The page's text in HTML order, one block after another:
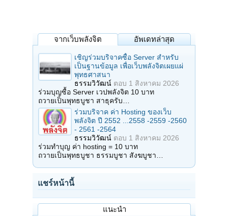
จากเว็บพลังจิต อัพเดทล่าสุด
เชิญร่วมบริจาคซื้อ Server สำหรับ
เป็นฐานข้อมูล เพื่อเว็บพลังจิตเผยแผ่
พุทธศาสนา
ธรรมวิวัฒน์ ตอบ 1 สิงหาคม 2026
ร่วมบุญซื้อ Server เวปพลังจิต 10 บาท
ถวายเป็นพุทธบูชา สาธุครับ…
ร่วมบริจาค ค่า Hosting ของเว็บ
พลังจิต ปี 2552 ...2558 -2559 -2560
- 2561 -2564
ธรรมวิวัฒน์ ตอบ 1 สิงหาคม 2026
ร่วมทำบุญ ค่า hosting = 10 บาท
ถวายเป็นพุทธบูชา ธรรมบูชา สังฆบูชา…
แชร์หน้านี้
แนะนำ